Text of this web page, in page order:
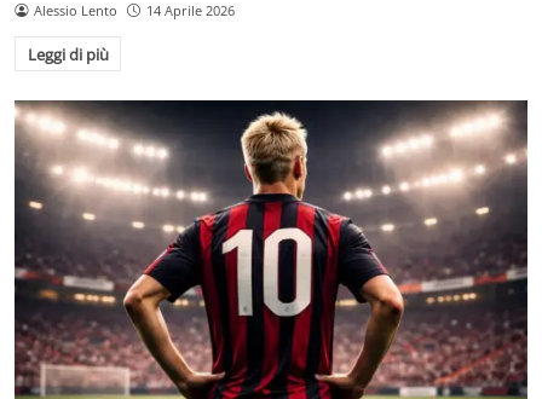
Alessio Lento 14 Aprile 2026
Leggi di più